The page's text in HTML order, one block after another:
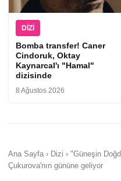
DIZI
Bomba transfer! Caner
Cindoruk, Oktay
Kaynarcal'ı "Hamal"
dizisinde
8 Ağustos 2026
Ana Sayfa › Dizi › "Güneşin
Çukurova'nın gününe geliyor